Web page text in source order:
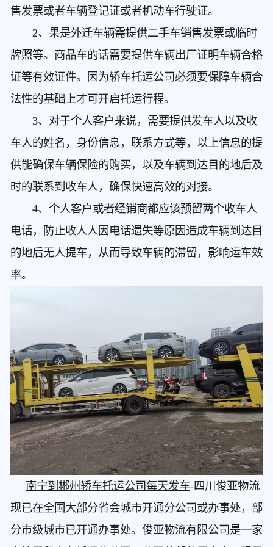
售发票或者车辆登记证或者机动车行驶证。
2、果是外迁车辆需提供二手车销售发票或临时
牌照等。商品车的话需要提供车辆出厂证明车辆合格
证等有效证件。因为轿车托运公司必须要保障车辆合
法性的基础上才可开启托运行程。
3、对于个人客户来说，需要提供发车人以及收
车人的姓名，身份信息，联系方式等，以上信息的提
供能确保车辆保险的购买，以及车辆到达目的地后及
时的联系到收车人，确保快速高效的对接。
4、个人客户或者经销商都应该预留两个收车人
电话，防止收人人因电话遗失等原因造成车辆到达目
的地后无人提车，从而导致车辆的滞留，影响运车效
率。
南宁到郴州轿车托运公司每天发车-四川俊亚物流
现已在全国大部分省会城市开通分公司或办事处，部
分市级城市已开通办事处。俊亚物流有限公司是一家